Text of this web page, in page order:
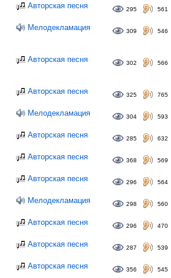
Авторская песня 295 561
Мелодекламация 309 546
Авторская песня 302 566
Авторская песня 325 765
Мелодекламация 304 593
Авторская песня 285 632
Авторская песня 368 569
Авторская песня 296 564
Мелодекламация 298 560
Авторская песня 296 470
Авторская песня 287 539
Авторская песня 356 545